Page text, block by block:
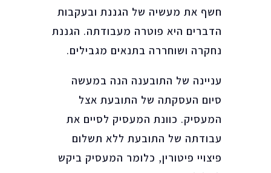
חשף את מעשיה של הגננת ובעקבות
הדברים היא פוטרה מעבודתה. הגננת
נחקרה ושוחררה בתנאים מגבילים.
עניינה של התובענה הנה במעשה
סיום העסקתה של התובעת אצל
המעסיק. כוונת המעסיק לסיים את
עבודתה של התובעת ללא תשלום
פיצויי פיטורין, כלומר המעסיק ביקש